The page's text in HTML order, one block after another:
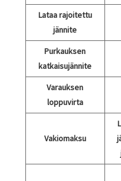
Lataa rajoitettu
jännite
Purkauksen
katkaisujännite
Varauksen
loppuvirta
Vakiomaksu